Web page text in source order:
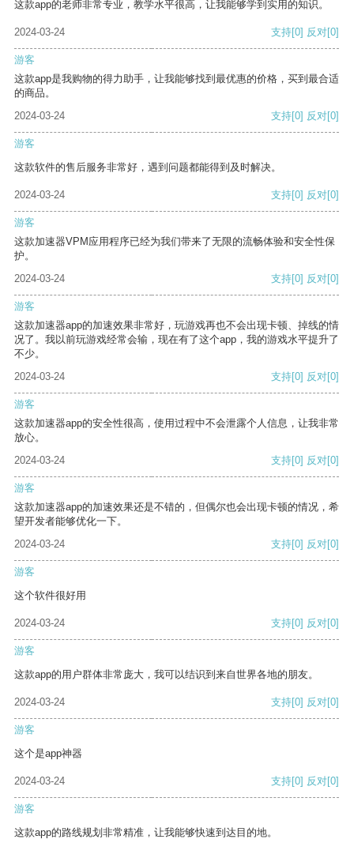
这款app的老师非常专业，教学水平很高，让我能够学到实用的知识。
2024-03-24 支持[0] 反对[0]
游客
这款app是我购物的得力助手，让我能够找到最优惠的价格，买到最合适
的商品。
2024-03-24
支持[0] 反对[0]
游客
这款软件的售后服务非常好，遇到问题都能得到及时解决。
2024-03-24 支持[0] 反对[0]
游客
这款加速器VPM应用程序已经为我们带来了无限的流畅体验和安全性保
护。
2024-03-24
支持[0] 反对[0]
游客
这款加速器app的加速效果非常好，玩游戏再也不会出现卡顿、掉线的情
况了。我以前玩游戏经常会输，现在有了这个app，我的游戏水平提升了
不少。
2024-03-24
支持[0] 反对[0]
游客
这款加速器app的安全性很高，使用过程中不会泄露个人信息，让我非常
放心。
2024-03-24
支持[0] 反对[0]
游客
这款加速器app的加速效果还是不错的，但偶尔也会出现卡顿的情况，希
望开发者能够优化一下。
2024-03-24
支持[0] 反对[0]
游客
这个软件很好用
2024-03-24 支持[0] 反对[0]
游客
这款app的用户群体非常庞大，我可以结识到来自世界各地的朋友。
2024-03-24 支持[0] 反对[0]
游客
这个是app神器
2024-03-24 支持[0] 反对[0]
游客
这款app的路线规划非常精准，让我能够快速到达目的地。